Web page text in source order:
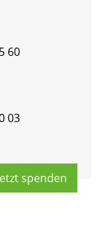
60
03
spen­den